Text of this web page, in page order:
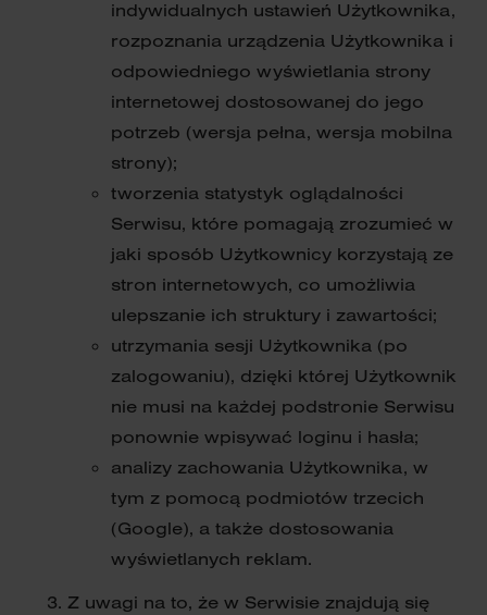
indywidualnych ustawień Użytkownika,
rozpoznania urządzenia Użytkownika i
odpowiedniego wyświetlania strony
internetowej dostosowanej do jego
potrzeb (wersja pełna, wersja mobilna
strony);
tworzenia statystyk oglądalności
Serwisu, które pomagają zrozumieć w
jaki sposób Użytkownicy korzystają ze
stron internetowych, co umożliwia
ulepszanie ich struktury i zawartości;
utrzymania sesji Użytkownika (po
zalogowaniu), dzięki której Użytkownik
nie musi na każdej podstronie Serwisu
ponownie wpisywać loginu i hasła;
analizy zachowania Użytkownika, w
tym z pomocą podmiotów trzecich
(Google), a także dostosowania
wyświetlanych reklam.
Z uwagi na to, że w Serwisie znajdują się